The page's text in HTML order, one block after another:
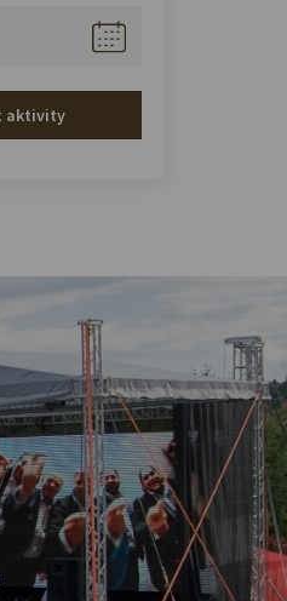
aktivity